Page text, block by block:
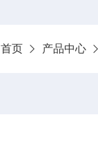
首页 产品中心